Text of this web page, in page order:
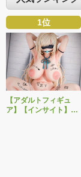
1位
【アダルトフィギュ
ア】【インサイト】肉